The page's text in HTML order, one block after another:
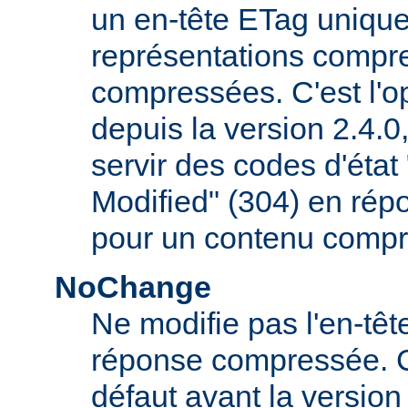
un en-tête ETag
représentations
compressées. C'est
depuis la version
servir des codes
Modified" (304) en
pour un contenu
NoChange
Ne modifie pas l'en-
réponse compressée.
défaut avant la